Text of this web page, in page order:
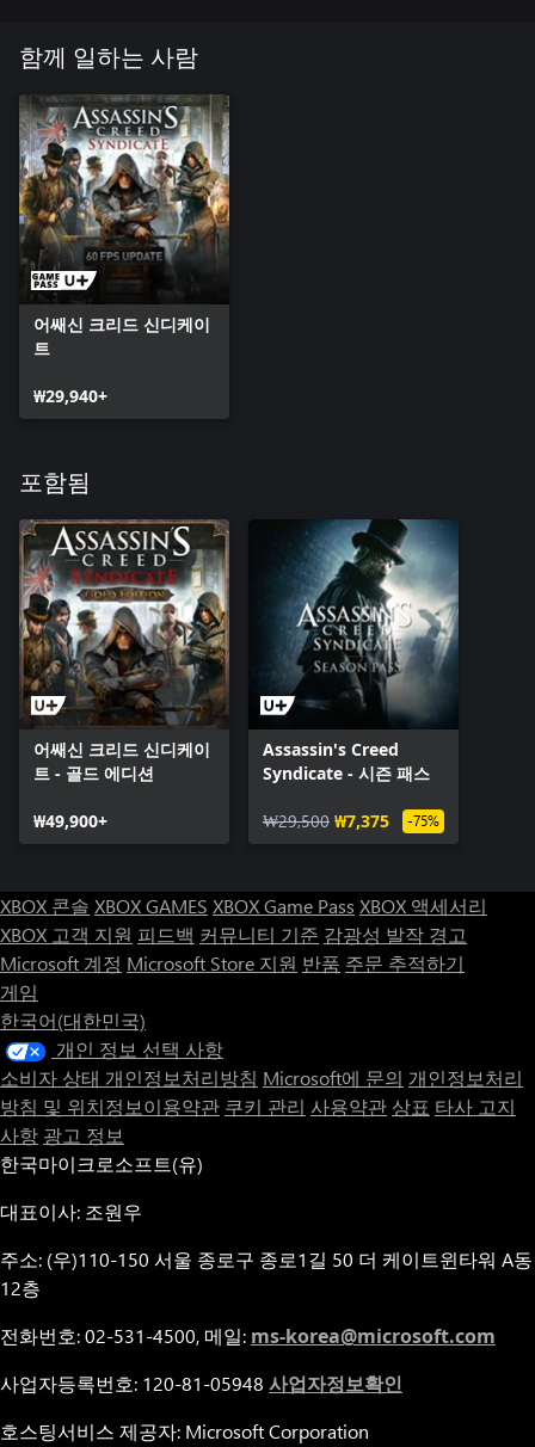
함께 일하는 사람
어쌔신 크리드 신디케이
트
₩29,940+
포함됨
어쌔신 크리드 신디케이
트 - 골드 에디션
₩49,900+
Assassin's Creed
Syndicate - 시즌 패스
₩29,500 ₩7,375 -75%
XBOX 콘솔 XBOX GAMES XBOX Game Pass XBOX 액세서리
XBOX 고객 지원 피드백 커뮤니티 기준 감광성 발작 경고
Microsoft 계정 Microsoft Store 지원 반품 주문 추적하기
게임
한국어(대한민국)
개인 정보 선택 사항
소비자 상태 개인정보처리방침 Microsoft에 문의 개인정보처리
방침 및 위치정보이용약관 쿠키 관리 사용약관 상표 타사 고지
사항 광고 정보
한국마이크로소프트(유)
대표이사: 조원우
주소: (우)110-150 서울 종로구 종로1길 50 더 케이트윈타워 A동
12층
전화번호: 02-531-4500, 메일: ms-korea@microsoft.com
사업자등록번호: 120-81-05948 사업자정보확인
호스팅서비스 제공자: Microsoft Corporation